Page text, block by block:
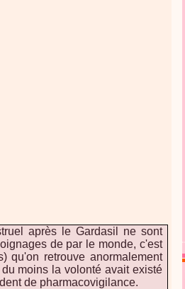
après le Gardasil ne sont
de par le monde, c'est
qu'on retrouve anormalement
moins la volonté avait existé
de pharmacovigilance.